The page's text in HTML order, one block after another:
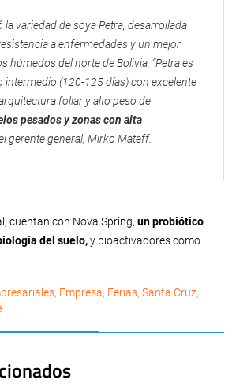
la variedad de soya Petra, desarrollada
a enfermedades y un mejor
húmedos del norte de Bolivia. “Petra es
intermedio (120-125 días) con excelente
foliar y alto peso de
pesados y zonas con alta
gerente general, Mirko Mateff.
cuentan con Nova Spring, un probiótico
del suelo,y bioactivadores como
, Empresa, Ferias, Santa Cruz,